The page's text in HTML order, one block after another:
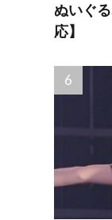
ぬいぐ
応】